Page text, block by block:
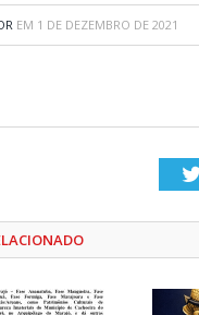
EM 1 DE DEZEMBRO DE 2021